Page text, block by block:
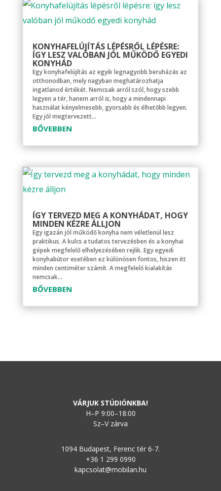
KONYHAFELÚJÍTÁS LÉPÉSRŐL LÉPÉSRE:
ÍGY LESZ VALÓBAN JÓL MŰKÖDŐ EGYEDI
KONYHÁD
Egy konyhafelújítás az egyik legnagyobb beruházás az
otthonodban, mely nagyban meghatározhatja
ingatlanod értékét. Nemcsak arról szól, hogy szebb
legyen a tér, hanem arról is, hogy a mindennapi
használat kényelmesebb, gyorsabb és élhetőbb legyen.
Egy jól megtervezett...
BŐVEBBEN
ÍGY TERVEZD MEG A KONYHÁDAT, HOGY
MINDEN KÉZRE ÁLLJON
Egy igazán jól működő konyha nem véletlenül lesz
praktikus. A kulcs a tudatos tervezésben és a konyhai
gépek megfelelő elhelyezésében rejlik. Egy egyedi
konyhabútor esetében ez különösen fontos, hiszen itt
minden centiméter számít. A megfelelő kialakítás
nemcsak...
BŐVEBBEN
VÁRJUK STÚDIÓNKBA!
H–P 9:00–18:00
Sz–V zárva
1094 Budapest, Ferenc tér 6-7.
+36 1 299 0990
kapcsolat@mobilan.hu